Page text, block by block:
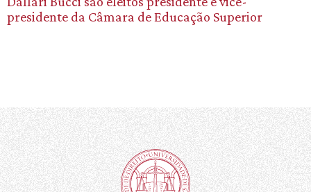
presidente da Câmara de Educação Superior